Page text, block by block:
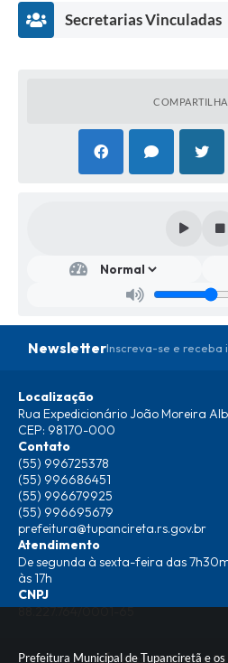
Prefeitura Municipal de Tupanciretã e os
Secretarias Vinculadas
etar
a e
o
Emp
resa
rial
Talit
a
Cass
iane
Mart
ins
os
NewsletterInscreva-se e receba
Localização
Rua Expedicionário João Moreira
CEP: 98170-000
Contato
(55) 996725378
(55) 996686451
(55) 996679925
(55) 996695679
prefeitura@tupancireta.rs.gov.br
Atendimento
De segunda à sexta-feira das
às 17h
CNPJ
88.227.764/0001-65
Versão do Sistema: